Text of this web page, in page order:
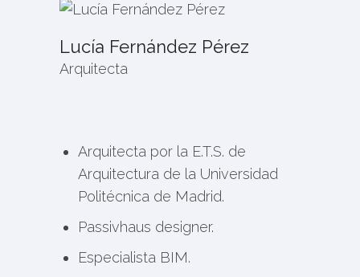
Lucía Fernández Pérez
Arquitecta
Arquitecta por la E.T.S. de
Arquitectura de la Universidad
Politécnica de Madrid.
Passivhaus designer.
Especialista BIM.